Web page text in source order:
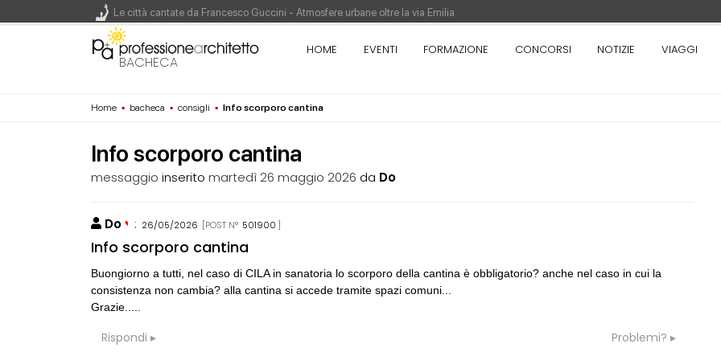
BACHECA
HOME EVENTI FORMAZIONE CONCORSI NOTIZIE VIAGGI
Home ▪ bacheca ▪ consigli ▪ Info scorporo cantina
Info scorporo cantina
messaggio inseritomartedì 26 maggio 2026 da Do
Do : 26/05/2026 [POST N° 501900 ]
Info scorporo cantina
Buongiorno a tutti, nel caso di CILA in sanatoria lo scorporo della cantina è obbligatorio? anche nel caso in cui la
consistenza non cambia? alla cantina si accede tramite spazi comuni...
Grazie.....
Rispondi Problemi?
CONSIGLI
Le città cantate da Francesco Guccini - Atmosfere urbane oltre la via Emilia
Renzo Piano World Tour 2026, ottava edizione in partenza. Rotta verso Ovest - Europa, Stati Uniti e Canada | 22 agosto > 30